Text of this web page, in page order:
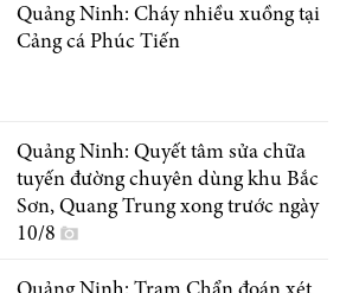
Quảng Ninh: Cháy nhiều xuồng tại
Cảng cá Phúc Tiến
Quảng Ninh: Quyết tâm sửa chữa
tuyến đường chuyên dùng khu Bắc
Sơn, Quang Trung xong trước ngày
10/8